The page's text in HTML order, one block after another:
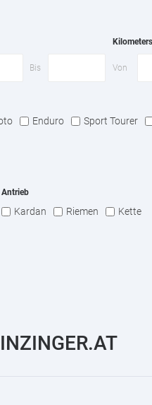
Bis Von
Enduro Sport Tourer
Antrieb
Kardan Riemen Kette